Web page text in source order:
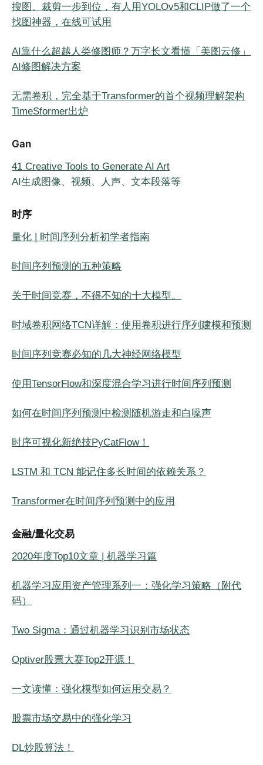
搜图、裁剪一步到位，有人用YOLOv5和CLIP做了一个
找图神器，在线可试用
AI靠什么超越人类修图师？万字长文看懂「美图云修」
AI修图解决方案
无需卷积，完全基于Transformer的首个视频理解架构
TimeSformer出炉
Gan
41 Creative Tools to Generate AI Art
AI生成图像、视频、人声、文本段落等
时序
量化 | 时间序列分析初学者指南
时间序列预测的五种策略
关于时间竞赛，不得不知的十大模型。
时域卷积网络TCN详解：使用卷积进行序列建模和预测
时间序列竞赛必知的几大神经网络模型
使用TensorFlow和深度混合学习进行时间序列预测
如何在时间序列预测中检测随机游走和白噪声
时序可视化新绝技PyCatFlow！
LSTM 和 TCN 能记住多长时间的依赖关系？
Transformer在时间序列预测中的应用
金融/量化交易
2020年度Top10文章 | 机器学习篇
机器学习应用资产管理系列一：强化学习策略​（附代
码）
Two Sigma：通过机器学习识别市场状态
Optiver股票大赛Top2开源！
一文读懂：强化模型如何运用交易？
股票市场交易中的强化学习
DL炒股算法！